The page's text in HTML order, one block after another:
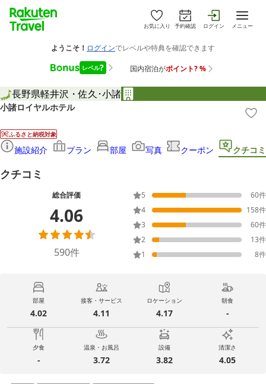
お気に入り 予約確認 ログイン メニュー
長野県軽井沢・佐久･小諸
小諸ロイヤルホテル
ふるさと納税対象
施設紹介 プラン 部屋 写真 クーポン クチコミ
クチコミ
総合評価
4.06
590件
5 60件
4
158件
3
60件
2
13件
1
8件
部屋
4.02
接客・サービス
4.11
ロケーション
4.17
朝食
-
夕食
-
温泉・お風呂
3.72
設備
3.82
清潔さ
4.05